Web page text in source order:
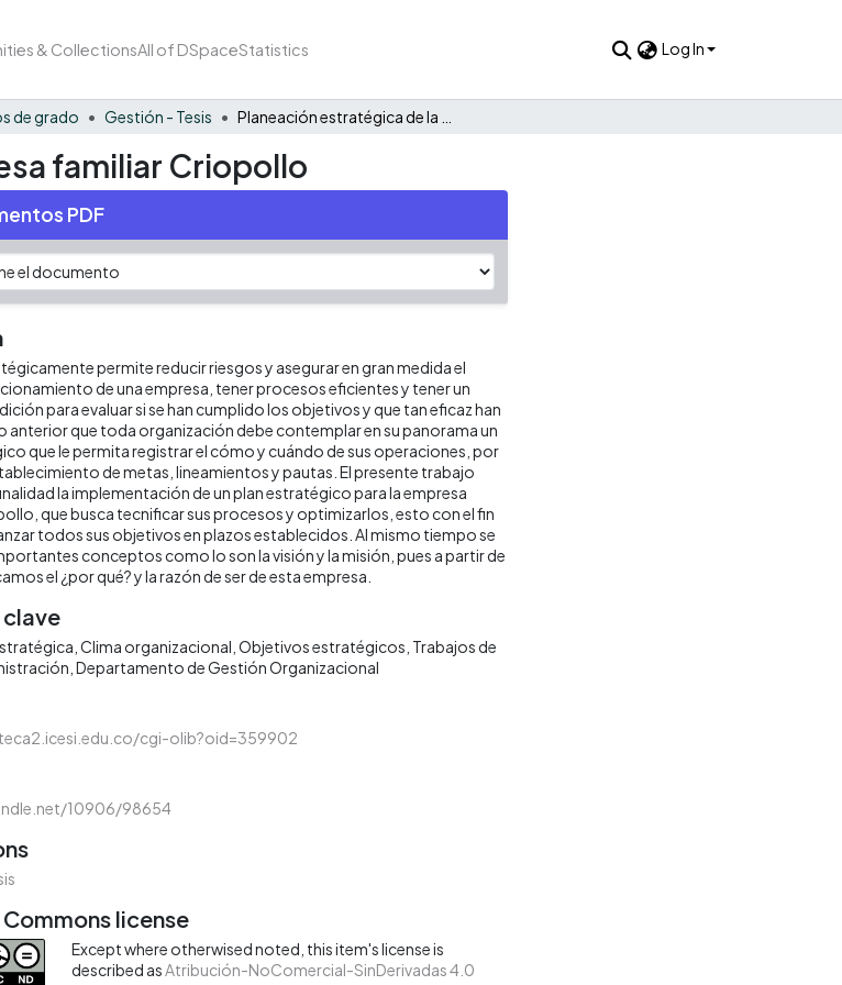
& CollectionsAll of DSpaceStatistics Log In
de grado Gestión - Tesis
familiar Criopollo
PDF
permite reducir riesgos y asegurar en gran medida el
de una empresa, tener procesos eficientes y tener un
para evaluar si se han cumplido los objetivos y que tan eficaz han
anterior que toda organización debe contemplar en su panorama un
que le permita registrar el cómo y cuándo de sus operaciones, por
de metas, lineamientos y pautas. El presente trabajo
la implementación de un plan estratégico para la empresa
que busca tecnificar sus procesos y optimizarlos, esto con el fin
todos sus objetivos en plazos establecidos. Al mismo tiempo se
conceptos como lo son la visión y la misión, pues a partir de
el ¿por qué? y la razón de ser de esta empresa.
clave
Clima organizacional Objetivos estratégicos Trabajos de
Departamento de Gestión Organizacional
cgi-olib?oid=359902
10906/98654
license
Except where otherwised noted, this item's license is
described as Atribución-NoComercial-SinDerivadas 4.0